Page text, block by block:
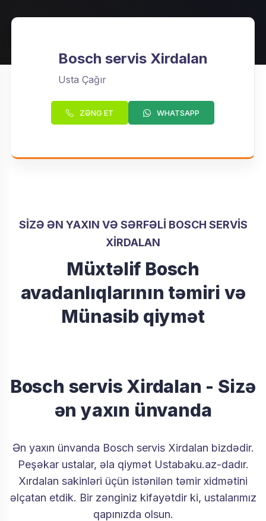
Bosch servis Xirdalan
Usta Çağır
ZƏNG ET WHATSAPP
SİZƏ ƏN YAXIN VƏ SƏRFƏLİ BOSCH SERVIS
XIRDALAN
Müxtəlif Bosch
avadanlıqlarının təmiri və
Münasib qiymət
Bosch servis Xirdalan - Sizə
ən yaxın ünvanda
Ən yaxın ünvanda Bosch servis Xirdalan bizdədir.
Peşəkar ustalar, əla qiymət Ustabaku.az-dadır.
Xırdalan sakinləri üçün istənilən təmir xidmətini
əlçatan etdik. Bir zənginiz kifayətdir ki, ustalarımız
qapınızda olsun.